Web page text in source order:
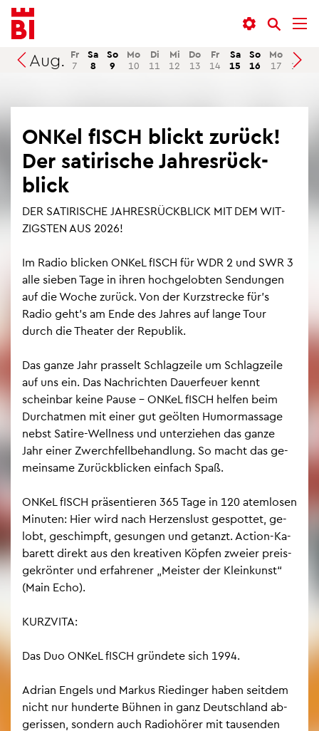
In­
halt
an­
sprin­
Menü
an­
sprin­
gen
Suche
an­
sprin­
gen
Suchen
Aug. Fr
7
Sa
8
So
9
Mo
10
Di
11
Mi
12
Do
13
Fr
14
Sa
15
So
16
Mo
17
Di
18
ONKel fISCH blickt zu­rück!
Der sa­ti­ri­sche Jah­res­rück­
blick
DER SA­TI­RI­SCHE JAH­RES­RÜCK­BLICK MIT DEM WIT­
ZIGS­TEN AUS 2026!
Im Radio bli­cken ONKeL fISCH für WDR 2 und SWR 3
alle sie­ben Tage in ihren hoch­ge­lob­ten Sen­dun­gen
auf die Woche zu­rück. Von der Kurz­stre­cke für’s
Radio geht’s am Ende des Jah­res auf lange Tour
durch die Thea­ter der Re­pu­blik.
Das ganze Jahr pras­selt Schlag­zei­le um Schlag­zei­le
auf uns ein. Das Nach­rich­ten Dau­er­feu­er kennt
schein­bar keine Pause – ONKeL fISCH hel­fen beim
Durch­at­men mit einer gut ge­öl­ten Hu­mor­mas­sa­ge
nebst Sa­ti­re-Well­ness und un­ter­zie­hen das ganze
Jahr einer Zwerch­fell­be­hand­lung. So macht das ge­
mein­sa­me Zu­rück­bli­cken ein­fach Spaß.
ONKeL fISCH prä­sen­tie­ren 365 Tage in 120 atem­lo­sen
Mi­nu­ten: Hier wird nach Her­zens­lust ge­spot­tet, ge­
lobt, ge­schimpft, ge­sun­gen und ge­tanzt. Ac­tion-Ka­
ba­rett di­rekt aus den krea­ti­ven Köp­fen zwei­er preis­
ge­krön­ter und er­fah­re­ner „Meis­ter der Klein­kunst“
(Main Echo).
KURZ­VI­TA:
Das Duo ONKeL fISCH grün­de­te sich 1994.
Adri­an En­gels und Mar­kus Rie­din­ger haben seit­dem
nicht nur hun­der­te Büh­nen in ganz Deutsch­land ab­
ge­ris­sen, son­dern auch Ra­dio­hö­rer mit tau­sen­den